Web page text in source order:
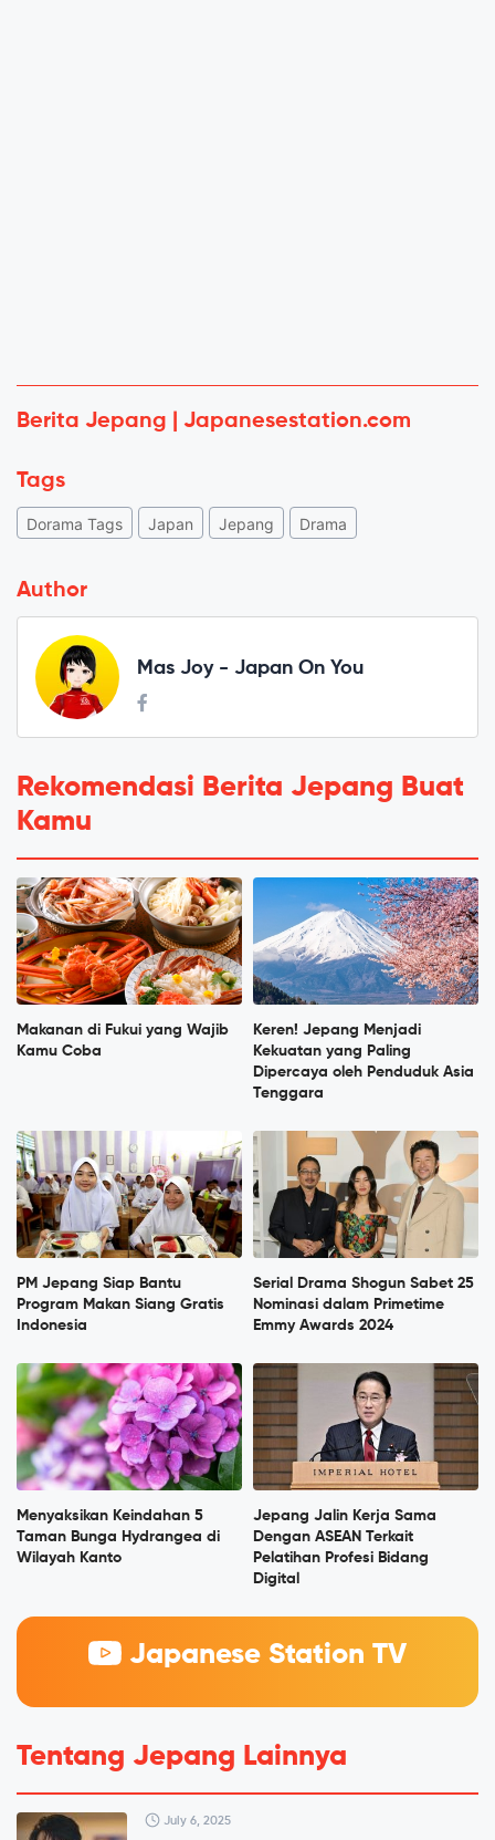
Berita Jepang | Japanesestation.com
Tags
Dorama Tags Japan Jepang Drama
Author
Mas Joy - Japan On You
Rekomendasi Berita Jepang Buat
Kamu
Makanan di Fukui yang Wajib
Kamu Coba
Keren! Jepang Menjadi
Kekuatan yang Paling
Dipercaya oleh Penduduk Asia
Tenggara
PM Jepang Siap Bantu
Program Makan Siang Gratis
Indonesia
Serial Drama Shogun Sabet 25
Nominasi dalam Primetime
Emmy Awards 2024
Menyaksikan Keindahan 5
Taman Bunga Hydrangea di
Wilayah Kanto
Jepang Jalin Kerja Sama
Dengan ASEAN Terkait
Pelatihan Profesi Bidang
Digital
Japanese Station TV
Tentang Jepang Lainnya
July 6, 2025